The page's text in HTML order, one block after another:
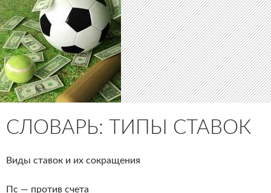
СЛОВАРЬ: ТИПЫ СТАВОК
Виды ставок и их сокращения
Пс — против счета